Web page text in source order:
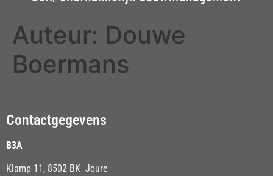
Auteur: Douwe
Boermans
Contactgegevens
B3A
Klamp 11, 8502 BK Joure